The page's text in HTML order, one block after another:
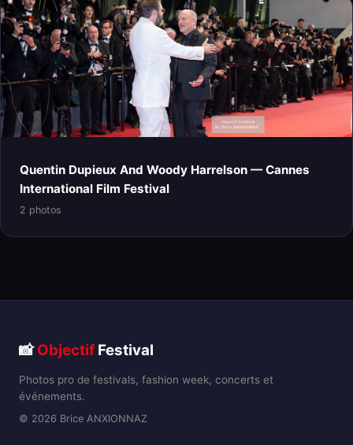
Quentin Dupieux And Woody Harrelson — Cannes
International Film Festival
2 photos
📸Objectif Festival
Photos pro de festivals, fashion week, concerts et
événements.
© 2026 Brice ANXIONNAZ